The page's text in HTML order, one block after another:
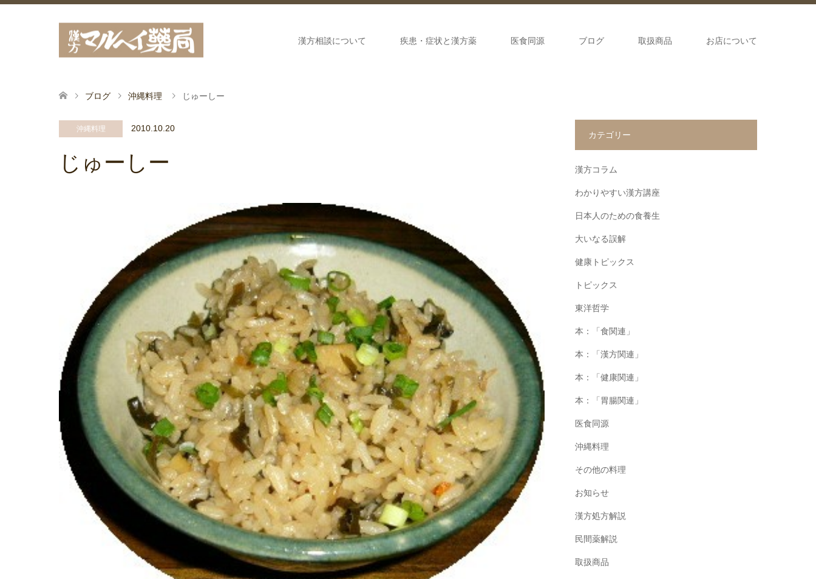
漢方相談について 疾患・症状と漢方薬 医食同源 ブログ 取扱商品 お店について
ブログ 沖縄料理 じゅーしー
沖縄料理 2010.10.20
じゅーしー
カテゴリー
漢方コラム
わかりやすい漢方講座
日本人のための食養生
大いなる誤解
健康トピックス
トピックス
東洋哲学
本：「食関連」
本：「漢方関連」
本：「健康関連」
本：「胃腸関連」
医食同源
沖縄料理
その他の料理
お知らせ
漢方処方解説
民間薬解説
取扱商品